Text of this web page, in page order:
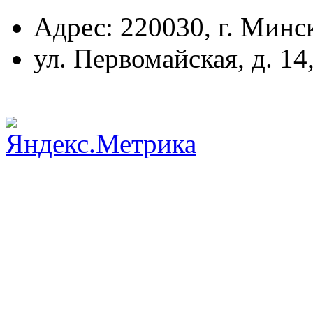
Адрес: 220030, г.
ул. Первомайская, д.